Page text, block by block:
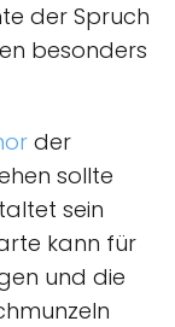
der Spruch
besonders
der
sollte
sein
kann für
und die